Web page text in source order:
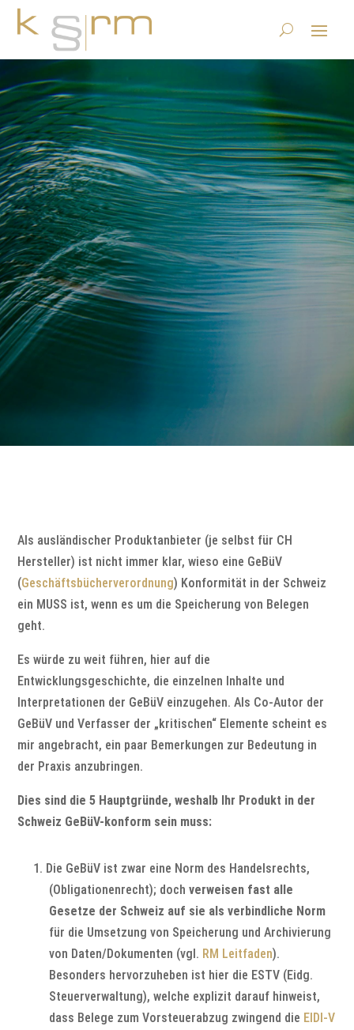
Wieso die GeBüV
Konformität für
ECM/DMS/ERP Anbieter in
der Schweiz ein MUSS ist
4.9.2016|ECM, DMS und Content Services|2 Kommentare
Als ausländischer Produktanbieter (je selbst für CH
Hersteller) ist nicht immer klar, wieso eine GeBüV
(Geschäftsbücherverordnung) Konformität in der Schweiz
ein MUSS ist, wenn es um die Speicherung von Belegen
geht.
Es würde zu weit führen, hier auf die
Entwicklungsgeschichte, die einzelnen Inhalte und
Interpretationen der GeBüV einzugehen. Als Co-Autor der
GeBüV und Verfasser der „kritischen“ Elemente scheint es
mir angebracht, ein paar Bemerkungen zur Bedeutung in
der Praxis anzubringen.
Dies sind die 5 Hauptgründe, weshalb Ihr Produkt in der
Schweiz GeBüV-konform sein muss:
Die GeBüV ist zwar eine Norm des Handelsrechts,
(Obligationenrecht); dochverweisen fast alle
Gesetze der Schweiz auf sie als verbindliche Norm
für die Umsetzung von Speicherung und Archivierung
von Daten/Dokumenten (vgl. RM Leitfaden).
Besonders hervorzuheben ist hier die ESTV (Eidg.
Steuerverwaltung), welche explizit darauf hinweist,
dass Belege zum Vorsteuerabzug zwingend die ElDI-V